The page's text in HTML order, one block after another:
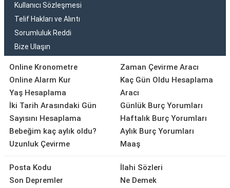
Kullanıcı Sözleşmesi
Telif Hakları ve Alıntı
Sorumluluk Reddi
Bize Ulaşın
Online Kronometre
Online Alarm Kur
Yaş Hesaplama
İki Tarih Arasındaki Gün
Sayısını Hesaplama
Bebeğim kaç aylık oldu?
Uzunluk Çevirme
Zaman Çevirme Aracı
Kaç Gün Oldu Hesaplama
Aracı
Günlük Burç Yorumları
Haftalık Burç Yorumları
Aylık Burç Yorumları
Maaş
Posta Kodu
Son Depremler
İlahi Sözleri
Ne Demek